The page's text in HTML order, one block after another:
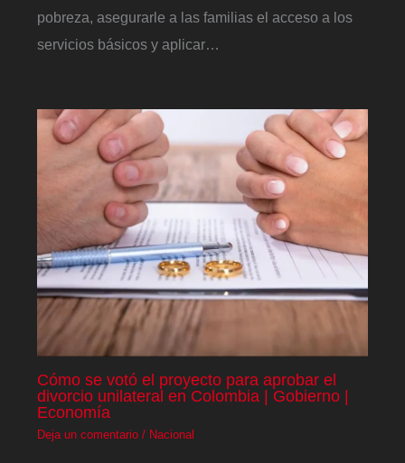
pobreza, asegurarle a las familias el acceso a los
servicios básicos y aplicar…
Cómo se votó el proyecto para aprobar el
divorcio unilateral en Colombia | Gobierno |
Economía
Deja un comentario / Nacional